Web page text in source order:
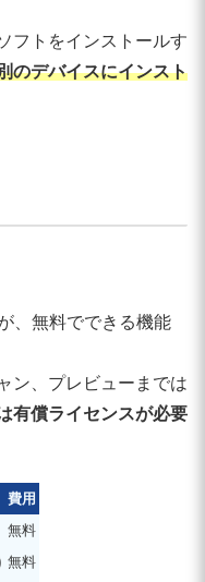
フトをインストールす
のデバイスにインスト
、無料でできる機能
ン、プレビューまでは
有償ライセンスが必要
費用
無料
無料